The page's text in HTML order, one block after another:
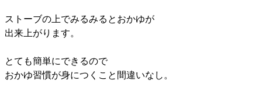
ストーブの上でみるみるとおかゆが
出来上がります。
とても簡単にできるので
おかゆ習慣が身につくこと間違いなし。